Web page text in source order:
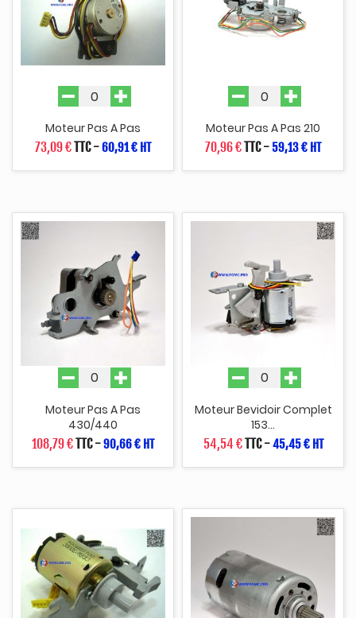
Moteur Pas A Pas
73,09 €TTC-60,91 € HT
Moteur Pas A Pas 210
70,96 €TTC- 59,13 € HT
Moteur Pas A Pas
430/440
108,79 €TTC-90,66 € HT
Moteur Bevidoir Complet
153...
54,54 €TTC-45,45 € HT